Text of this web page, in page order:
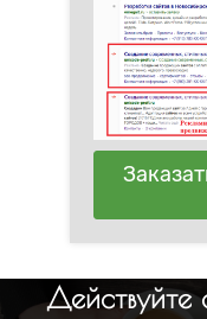
Действуйте